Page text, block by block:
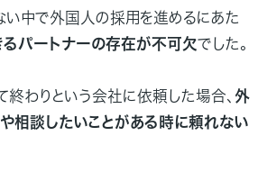
い中で外国人の採用を進めるにあた
パートナーの存在が不可欠でした。
わりという会社に依頼した場合、 外
相談したいことがある時に頼れない